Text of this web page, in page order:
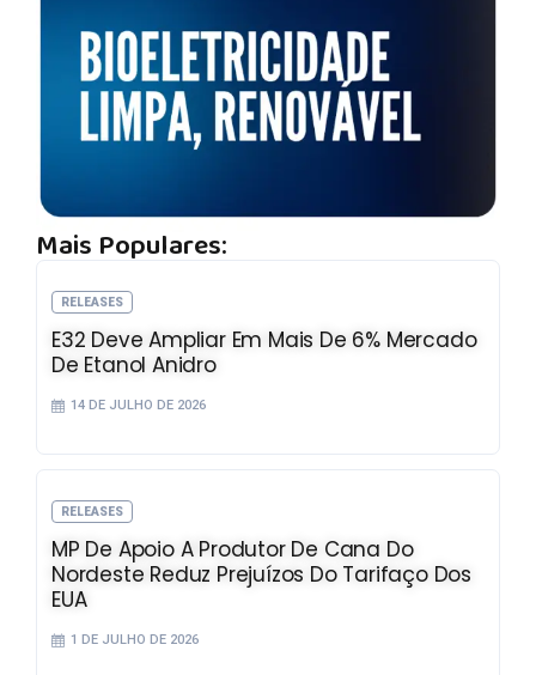
Mais Populares:
RELEASES
E32 Deve Ampliar Em Mais De 6% Mercado
De Etanol Anidro
14 DE JULHO DE 2026
RELEASES
MP De Apoio A Produtor De Cana Do
Nordeste Reduz Prejuízos Do Tarifaço Dos
EUA
1 DE JULHO DE 2026